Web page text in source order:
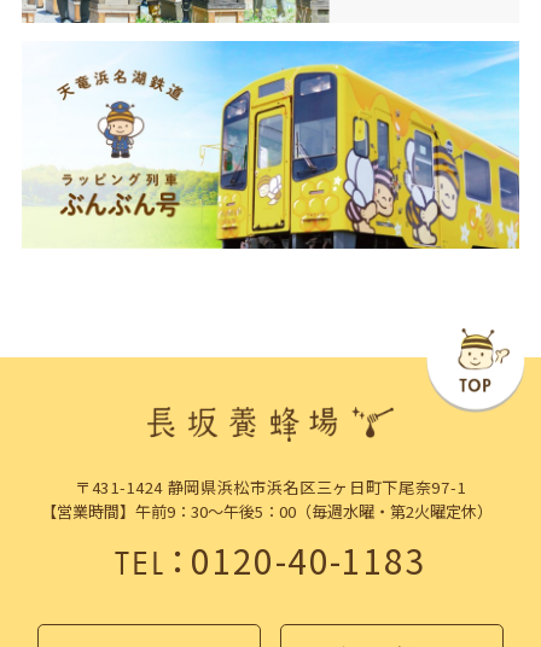
〒431-1424 静岡県浜松市浜名区三ヶ日町下尾奈97-1
【営業時間】午前9：30～午後5：00（毎週水曜・第2火曜定休）
TEL：0120-40-1183